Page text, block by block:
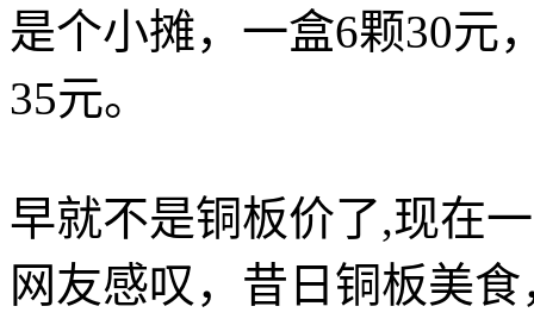
是个小摊，一盒6颗30元
35元。
早就不是铜板价了,现在
网友感叹，昔日铜板美